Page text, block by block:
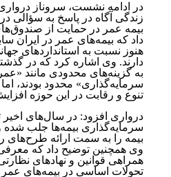
در ادامه نشست، سروناز
زندگی آگاه در پاسخ به
بیمه عمر در حمایت از
داد که بیمه‌های عمر در ایران
هنوز نسبت به استانداردهای
دارند. وی اشاره کرد که در
به گزینه‌های محدودی مانند
سرمایه‌گذاری» محدود بودند،
تنوع و رقابت در این حوزه
درواری افزود: در سال‌های اخیر
سرمایه‌گذاری بیمه‌ها جلب
بیمه را به سمت ارائه طرح‌های
وی همچنین توضیح داد که
تحولات اساسی در بیمه‌های عمر